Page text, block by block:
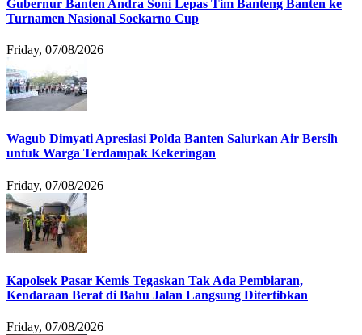
Gubernur Banten Andra Soni Lepas Tim Banteng Banten ke
Turnamen Nasional Soekarno Cup
Friday, 07/08/2026
Wagub Dimyati Apresiasi Polda Banten Salurkan Air Bersih
untuk Warga Terdampak Kekeringan
Friday, 07/08/2026
Kapolsek Pasar Kemis Tegaskan Tak Ada Pembiaran,
Kendaraan Berat di Bahu Jalan Langsung Ditertibkan
Friday, 07/08/2026